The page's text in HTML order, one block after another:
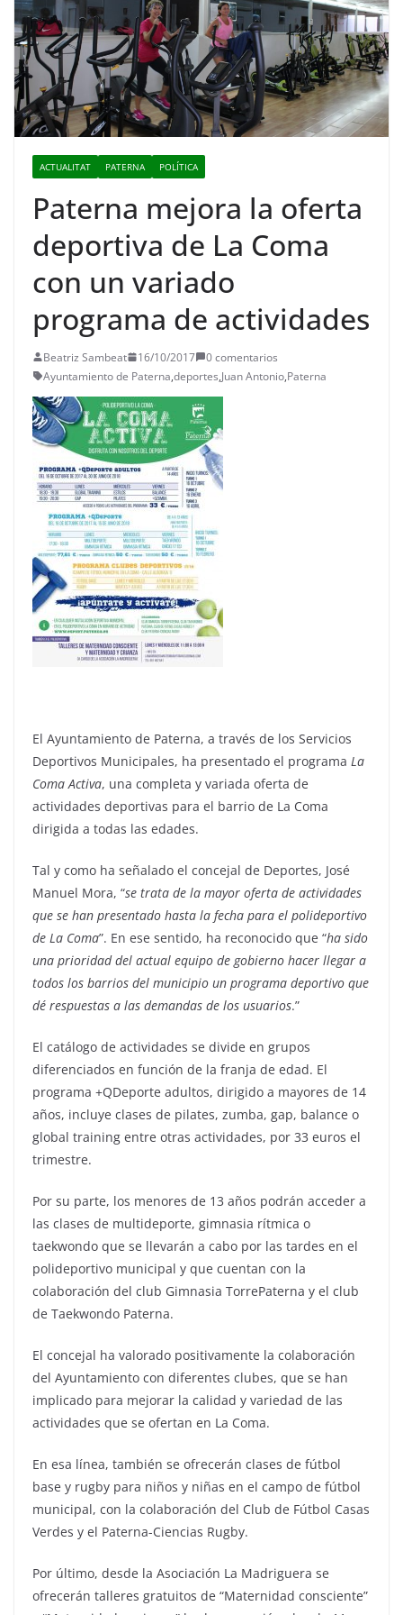
ACTUALITAT PATERNA POLÍTICA
Paterna mejora la oferta
deportiva de La Coma
con un variado
programa de actividades
Beatriz Sambeat 16/10/2017
0 comentarios
Ayuntamiento de Paterna,deportes,Juan Antonio,Paterna
El Ayuntamiento de Paterna, a través de los Servicios
Deportivos Municipales, ha presentado el programa La
Coma Activa, una completa y variada oferta de
actividades deportivas para el barrio de La Coma
dirigida a todas las edades.
Tal y como ha señalado el concejal de Deportes, José
Manuel Mora, “se trata de la mayor oferta de actividades
que se han presentado hasta la fecha para el polideportivo
de La Coma”. En ese sentido, ha reconocido que “ha sido
una prioridad del actual equipo de gobierno hacer llegar a
todos los barrios del municipio un programa deportivo que
dé respuestas a las demandas de los usuarios.”
El catálogo de actividades se divide en grupos
diferenciados en función de la franja de edad. El
programa +QDeporte adultos, dirigido a mayores de 14
años, incluye clases de pilates, zumba, gap, balance o
global training entre otras actividades, por 33 euros el
trimestre.
Por su parte, los menores de 13 años podrán acceder a
las clases de multideporte, gimnasia rítmica o
taekwondo que se llevarán a cabo por las tardes en el
polideportivo municipal y que cuentan con la
colaboración del club Gimnasia TorrePaterna y el club
de Taekwondo Paterna.
El concejal ha valorado positivamente la colaboración
del Ayuntamiento con diferentes clubes, que se han
implicado para mejorar la calidad y variedad de las
actividades que se ofertan en La Coma.
En esa línea, también se ofrecerán clases de fútbol
base y rugby para niños y niñas en el campo de fútbol
municipal, con la colaboración del Club de Fútbol Casas
Verdes y el Paterna-Ciencias Rugby.
Por último, desde la Asociación La Madriguera se
ofrecerán talleres gratuitos de “Maternidad consciente”